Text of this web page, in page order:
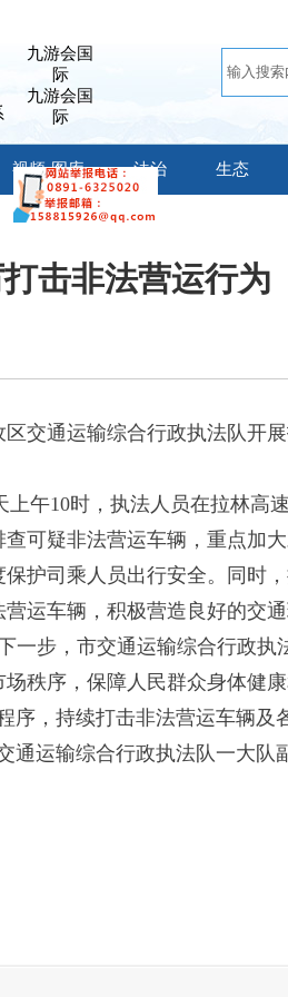
九游会国
际
九游会国
际
视频·图库 法治 生态
击非法营运行为
交通运输综合行政执法队开
午10时，执法人员在拉林高
可疑非法营运车辆，重点加大
护司乘人员出行安全。同时
运车辆，积极营造良好的交通
一步，市交通运输综合行政执
秩序，保障人民群众身体健康
，持续打击非法营运车辆及
通运输综合行政执法队一大队